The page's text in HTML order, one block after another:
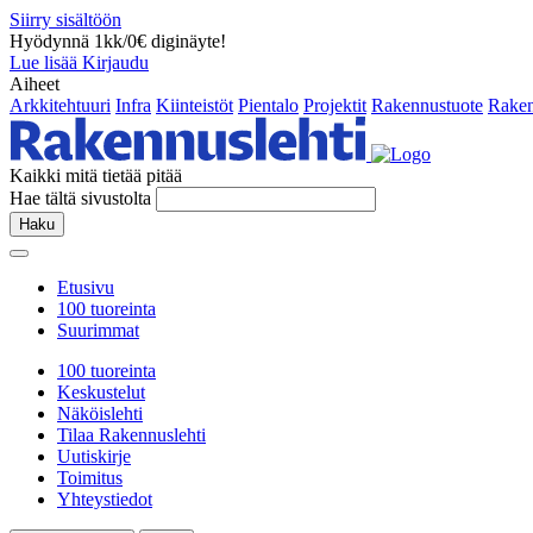
Siirry sisältöön
Hyödynnä 1kk/0€ diginäyte!
Lue lisää Kirjaudu
Aiheet
Arkkitehtuuri Infra Kiinteistöt Pientalo Projektit Rakennustuote
Kaikki mitä tietää pitää
Hae tältä sivustolta
Haku
Etusivu
100 tuoreinta
Suurimmat
100 tuoreinta
Keskustelut
Näköislehti
Tilaa Rakennuslehti
Uutiskirje
Toimitus
Yhteystiedot